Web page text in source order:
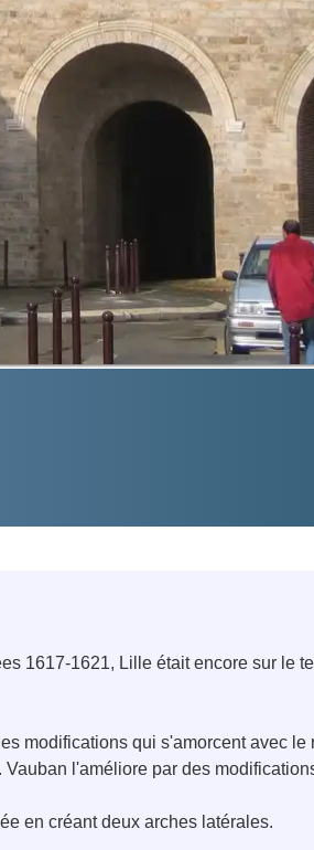
1617-1621, Lille était encore sur le
modifications qui s'amorcent avec
l'améliore par des
en créant deux arches latérales.